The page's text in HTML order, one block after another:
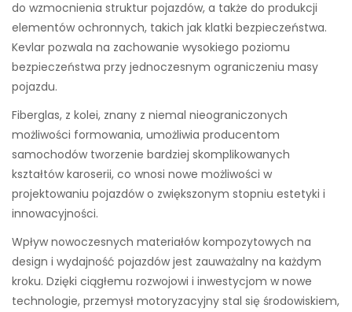
do wzmocnienia struktur pojazdów, a także do produkcji
elementów ochronnych, takich jak klatki bezpieczeństwa.
Kevlar pozwala na zachowanie wysokiego poziomu
bezpieczeństwa przy jednoczesnym ograniczeniu masy
pojazdu.
Fiberglas, z kolei, znany z niemal nieograniczonych
możliwości formowania, umożliwia producentom
samochodów tworzenie bardziej skomplikowanych
kształtów karoserii, co wnosi nowe możliwości w
projektowaniu pojazdów o zwiększonym stopniu estetyki i
innowacyjności.
Wpływ nowoczesnych materiałów kompozytowych na
design i wydajność pojazdów jest zauważalny na każdym
kroku. Dzięki ciągłemu rozwojowi i inwestycjom w nowe
technologie, przemysł motoryzacyjny stal się środowiskiem,